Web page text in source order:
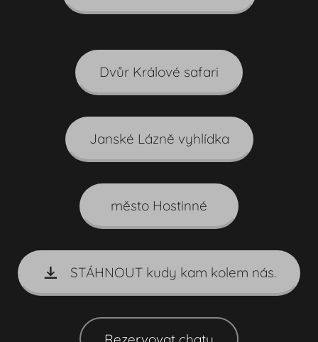
Dvůr Králové safari
Janské Lázně vyhlídka
město Hostinné
STÁHNOUT kudy kam kolem nás.